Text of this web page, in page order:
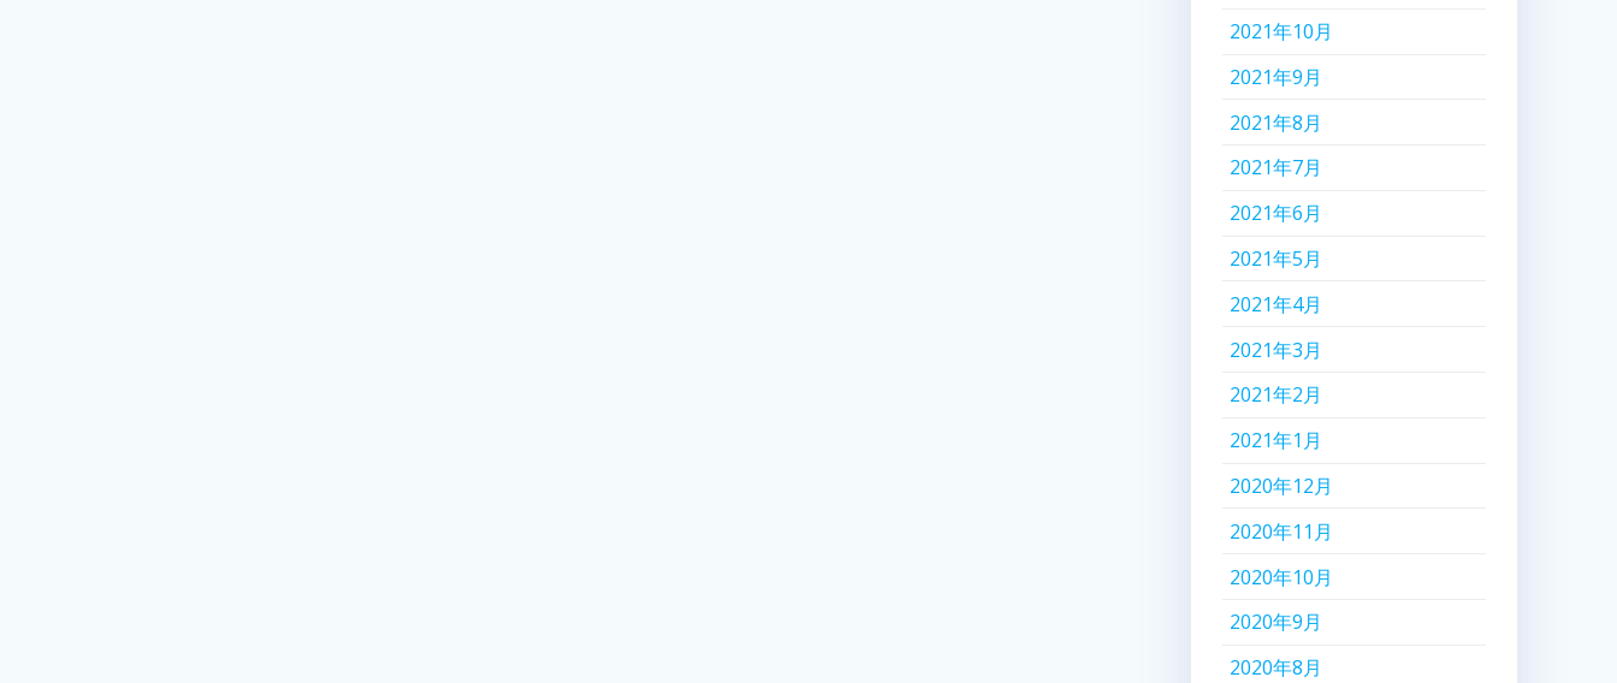
2021年10月
2021年9月
2021年8月
2021年7月
2021年6月
2021年5月
2021年4月
2021年3月
2021年2月
2021年1月
2020年12月
2020年11月
2020年10月
2020年9月
2020年8月